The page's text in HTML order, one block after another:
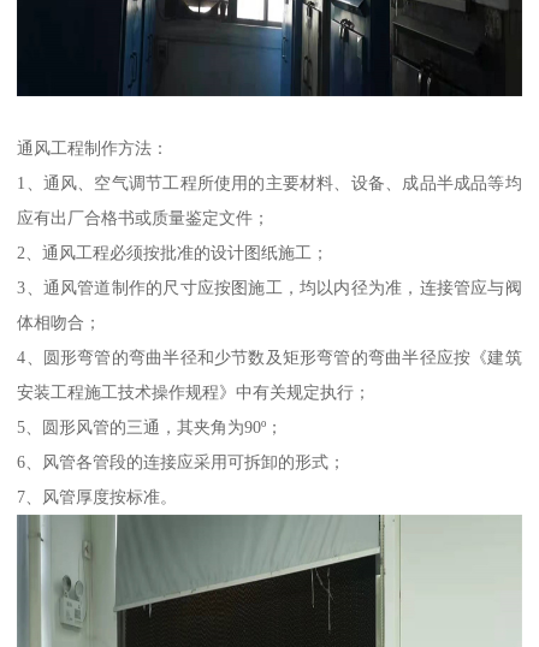
通风工程制作方法：
1、通风、空气调节工程所使用的主要材料、设备、成品半成品等均
应有出厂合格书或质量鉴定文件；
2、通风工程必须按批准的设计图纸施工；
3、通风管道制作的尺寸应按图施工，均以内径为准，连接管应与阀
体相吻合；
4、圆形弯管的弯曲半径和少节数及矩形弯管的弯曲半径应按《建筑
安装工程施工技术操作规程》中有关规定执行；
5、圆形风管的三通，其夹角为90º；
6、风管各管段的连接应采用可拆卸的形式；
7、风管厚度按标准。